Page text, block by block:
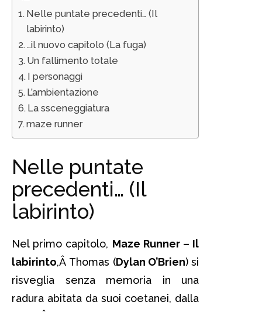
Nelle puntate precedenti… (Il
labirinto)
…il nuovo capitolo (La fuga)
Un fallimento totale
I personaggi
L’ambientazione
La ssceneggiatura
maze runner
Nelle puntate
precedenti… (Il
labirinto)
Nel primo capitolo, Maze Runner – Il
labirinto,Â Thomas (Dylan O’Brien) si
risveglia senza memoria in una
radura abitata da suoi coetanei, dalla